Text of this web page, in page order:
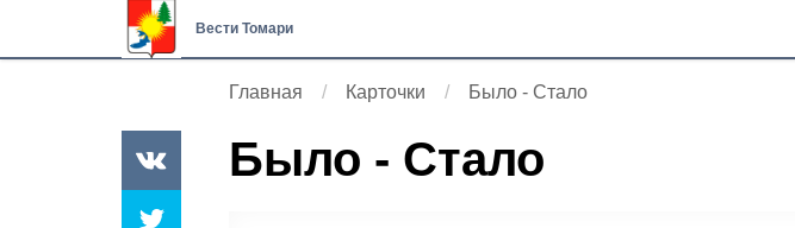
Вести Томари
Главная Карточки Было - Стало
Было - Стало